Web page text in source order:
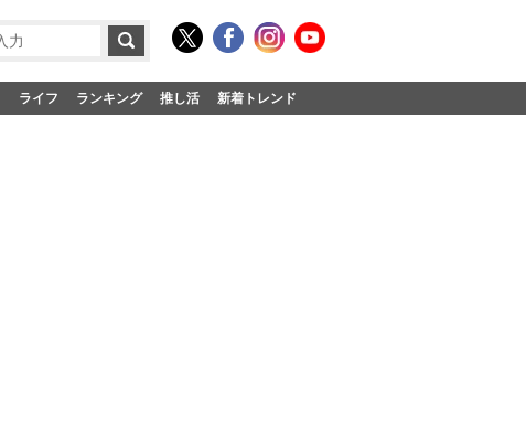
ライフ ランキング 推し活 新着トレンド